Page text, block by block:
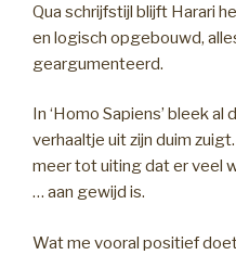
Qua schrijfstijl blijft Harari
en logisch opgebouwd,
geargumenteerd.
In ‘Homo Sapiens’ bleek
verhaaltje uit zijn duim
meer tot uiting dat er veel
… aan gewijd is.
Wat me vooral positief